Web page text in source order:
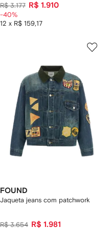
R$ 3.177 R$ 1.910
12 x R$ 159,17
-40%
FOUND
Jaqueta jeans com patchwork
R$ 3.654 R$ 1.981